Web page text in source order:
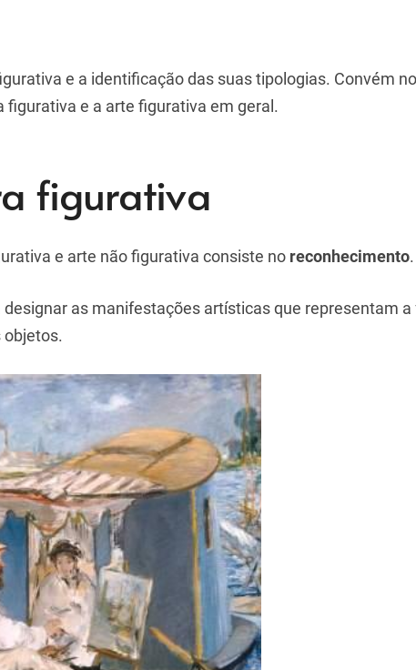
e a identificação das suas tipologias. Convém
figurativa e a arte figurativa em geral.
figurativa
e arte não figurativa consiste no reconhecimento.
as manifestações artísticas que representam
objetos.